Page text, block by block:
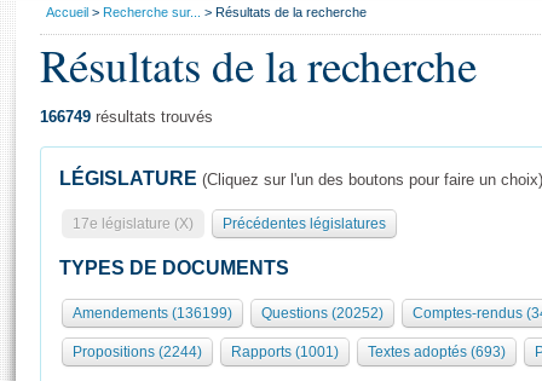
Présidence
577 députés
Groupes politiques
Séance publique
Commissions et autres organes
Europe et International
Général
Rôle et pouvoirs de l'Assemblée
Organisation de l'Assemblée
Présidence Conférence des Présidents Bureau Collège des
Visiter l'Assemblée
Visite virtuelle du palais Bourbon
Assister à une séance
Vous
Accueil Recherche sur... Résultats de la recherche
Résultats de la recherche
166749 résultats trouvés
LÉGISLATURE (Cliquez sur l'un des boutons pour faire un choix)
17e législature (X) Précédentes législatures
TYPES DE DOCUMENTS
Amendements (136199) Questions (20252) Comptes-rendus
Propositions (2244) Rapports (1001) Textes adoptés (693)